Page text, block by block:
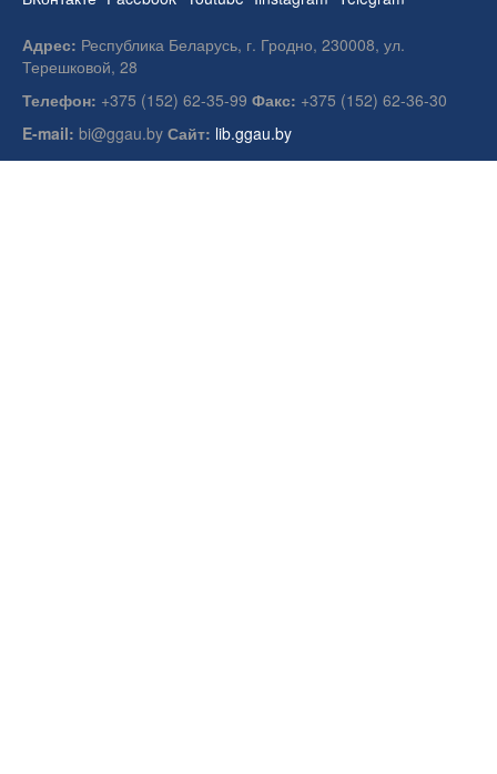
Адрес: Республика Беларусь, г. Гродно, 230008, ул.
Терешковой, 28
Телефон: +375 (152) 62-35-99 Факс: +375 (152) 62-36-30
E-mail: bi@ggau.by Сайт: lib.ggau.by